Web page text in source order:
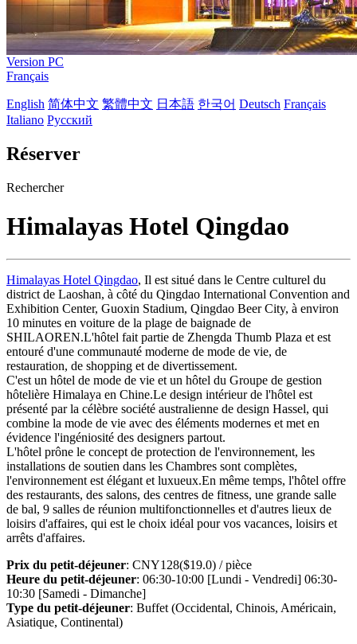
Version PC
Français
English 简体中文 繁體中文 日本語 한국어 Deutsch Français
Italiano Русский
Réserver
Rechercher
Himalayas Hotel Qingdao
Himalayas Hotel Qingdao, Il est situé dans le Centre culturel du
district de Laoshan, à côté du Qingdao International Convention and
Exhibition Center, Guoxin Stadium, Qingdao Beer City, à environ
10 minutes en voiture de la plage de baignade de
SHILAOREN.L'hôtel fait partie de Zhengda Thumb Plaza et est
entouré d'une communauté moderne de mode de vie, de
restauration, de shopping et de divertissement.
C'est un hôtel de mode de vie et un hôtel du Groupe de gestion
hôtelière Himalaya en Chine.Le design intérieur de l'hôtel est
présenté par la célèbre société australienne de design Hassel, qui
combine la mode de vie avec des éléments modernes et met en
évidence l'ingéniosité des designers partout.
L'hôtel prône le concept de protection de l'environnement, les
installations de soutien dans les Chambres sont complètes,
l'environnement est élégant et luxueux.En même temps, l'hôtel offre
des restaurants, des salons, des centres de fitness, une grande salle
de bal, 9 salles de réunion multifonctionnelles et d'autres lieux de
loisirs d'affaires, qui est le choix idéal pour vos vacances, loisirs et
arrêts d'affaires.
Prix du petit-déjeuner: CNY128($19.0) / pièce
Heure du petit-déjeuner: 06:30-10:00 [Lundi - Vendredi] 06:30-
10:30 [Samedi - Dimanche]
Type du petit-déjeuner: Buffet (Occidental, Chinois, Américain,
Asiatique, Continental)